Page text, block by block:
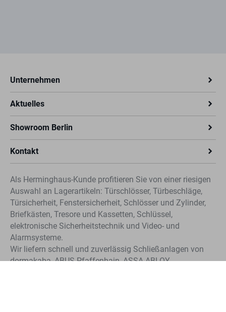
Unternehmen
Aktuelles
Showroom Berlin
Kontakt
Als Herminghaus-Kunde profitieren Sie von einer riesigen
Auswahl an Lagerartikeln: Türschlösser, Türbeschläge,
Türsicherheit, Fenstersicherheit, Schlösser und Zylinder,
Briefkästen, Tresore und Kassetten, Schlüssel,
elektronische Sicherheitstechnik und Video- und
Alarmsysteme.
Wir liefern schnell und zuverlässig Schließanlagen von
dormakaba, ABUS-Pfaffenhain, ASSA ABLOY